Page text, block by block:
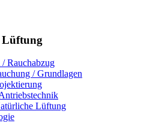
Lüftung
Rauchabzug
/ Grundlagen
Lüftung